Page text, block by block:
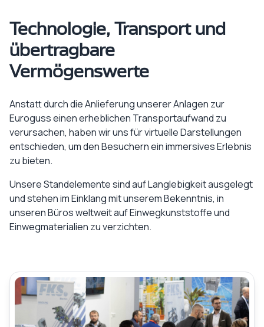
Technologie, Transport und
übertragbare
Vermögenswerte
Anstatt durch die Anlieferung unserer Anlagen zur
Euroguss einen erheblichen Transportaufwand zu
verursachen, haben wir uns für virtuelle Darstellungen
entschieden, um den Besuchern ein immersives Erlebnis
zu bieten.
Unsere Standelemente sind auf Langlebigkeit ausgelegt
und stehen im Einklang mit unserem Bekenntnis, in
unseren Büros weltweit auf Einwegkunststoffe und
Einwegmaterialien zu verzichten.